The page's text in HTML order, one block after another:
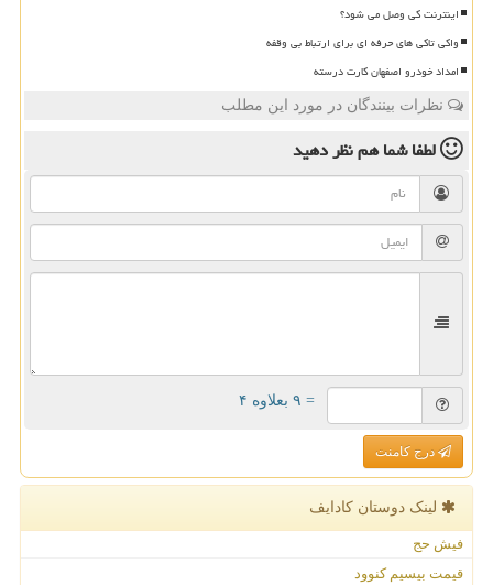
اینترنت کی وصل می شود؟
واکی تاکی های حرفه ای برای ارتباط بی وقفه
امداد خودرو اصفهان کارت درسته
نظرات بینندگان در مورد این مطلب
لطفا شما همنظر دهید
= ۹ بعلاوه ۴
درج کامنت
لینک دوستان كادایف
فیش حج
قیمت بیسیم کنوود